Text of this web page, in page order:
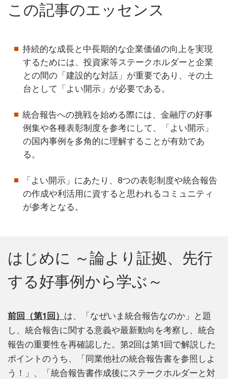
この記事のエッセンス
持続的な成長と中長期的な企業価値の向上を実現
するためには、投資家等ステークホルダーと企業
との間の「建設的な対話」が重要であり、その土
台として「よい開示」が必要である。
統合報告への挑戦を始める際には、金融庁の好事
例集や各種表彰制度を参考にして、「よい開示」
の国内事例を多角的に理解することが有効であ
る。
「よい開示」にあたり、8つの表彰制度や統合報告
の作成や利活用に資すると思われるコミュニティ
が参考となる。
はじめに ～論より証拠、先行
する好事例から学ぶ～
前回（第1回） は、「なぜいま統合報告なのか」と題
し、統合報告に関する意義や最新動向を考察し、統合
報告の重要性を再確認した。第2回は第1回で解説した
ポイントのうち、「同業他社の統合報告書を参照しよ
う！」、「統合報告書作成後にステークホルダーと対